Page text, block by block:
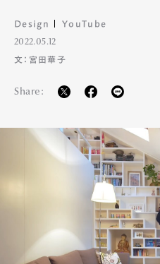
Design YouTube
2022.05.12
文：宮田華子
Share: